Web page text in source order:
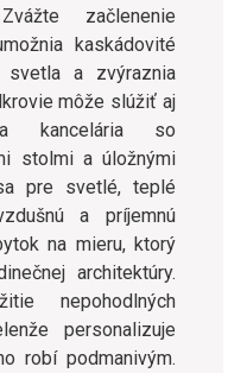
začlenenie
kaskádovité
svetla a zvýraznia
môže slúžiť aj
kancelária so
stolmi a úložnými
pre svetlé, teplé
a príjemnú
na mieru, ktorý
architektúry.
nepohodlných
personalizuje
robí podmanivým.